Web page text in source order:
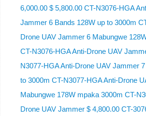
6,000.00 $ 5,800.00 CT-N3076-HGA
Jammer 6 Bands 128W up to 3000m
Drone UAV Jammer 6 Mabungwe
CT-N3076-HGA ​​Anti-Drone UAV
N3077-HGA Anti-Drone UAV Jammer
to 3000m CT-N3077-HGA Anti-Drone
Mabungwe 178W mpaka 3000m CT-
Drone UAV Jammer $ 4,800.00 CT-